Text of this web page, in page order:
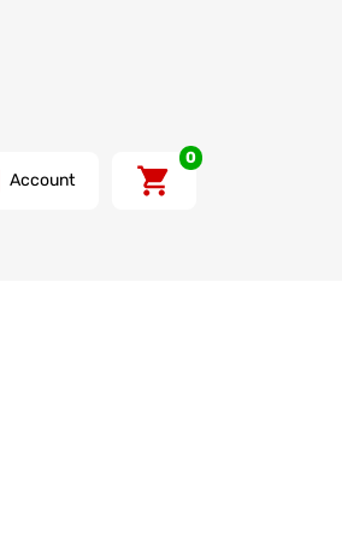
Account
0